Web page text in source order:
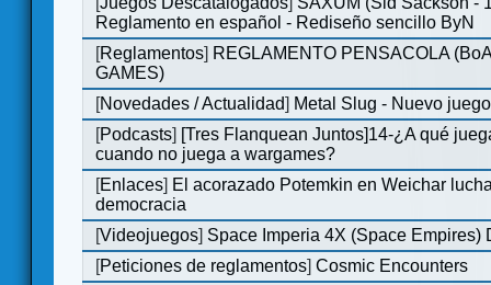
Reglamento en español - Rediseño sencillo ByN
[Reglamentos] REGLAMENTO PENSACOLA
GAMES)
[Novedades / Actualidad] Metal Slug - Nuevo
[Podcasts] [Tres Flanquean Juntos]14-¿A qué
cuando no juega a wargames?
[Enlaces] El acorazado Potemkin en Weichar
democracia
[Videojuegos] Space Imperia 4X (Space Empires)
[Peticiones de reglamentos]Cosmic Encounters